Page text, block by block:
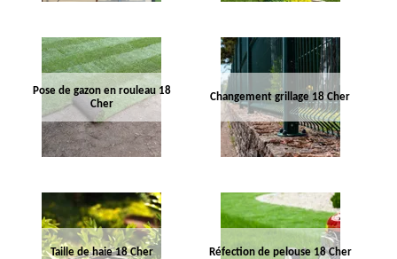
Pose de gazon en rouleau 18
Cher
Changement grillage 18 Cher
Taille de haie 18 Cher Réfection de pelouse 18 Cher